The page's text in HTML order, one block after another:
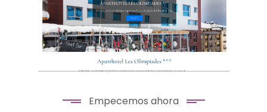
Sneaker Lane
Empecemos ahora